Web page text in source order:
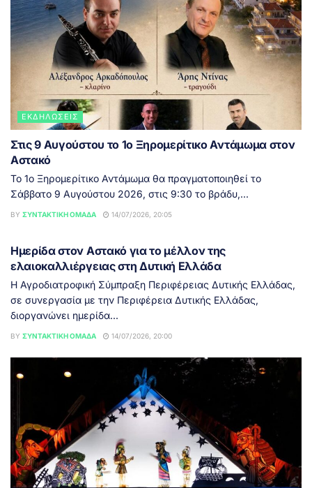
ΕΚΔΗΛΏΣΕΙΣ
Στις 9 Αυγούστου το 1ο Ξηρομερίτικο Αντάμωμα στον
Αστακό
Το 1ο Ξηρομερίτικο Αντάμωμα θα πραγματοποιηθεί το
Σάββατο 9 Αυγούστου 2026, στις 9:30 το βράδυ,...
BY ΣΥΝΤΑΚΤΙΚΉ ΟΜΆΔΑ 14/07/2026, 20:05
Ημερίδα στον Αστακό για το μέλλον της
ελαιοκαλλιέργειας στη Δυτική Ελλάδα
Η Αγροδιατροφική Σύμπραξη Περιφέρειας Δυτικής Ελλάδας,
σε συνεργασία με την Περιφέρεια Δυτικής Ελλάδας,
διοργανώνει ημερίδα...
BY ΣΥΝΤΑΚΤΙΚΉ ΟΜΆΔΑ 14/07/2026, 20:00